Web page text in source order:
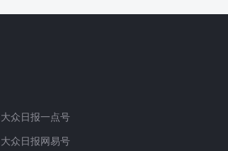
大众日报一点号
大众日报网易号